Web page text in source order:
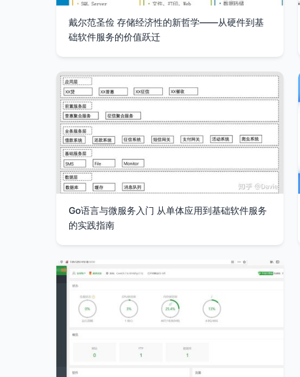
戴尔范圣俭 存储经济性的新哲学——从硬件到基
础软件服务的价值跃迁
Go语言与微服务入门 从单体应用到基础软件服务
的实践指南